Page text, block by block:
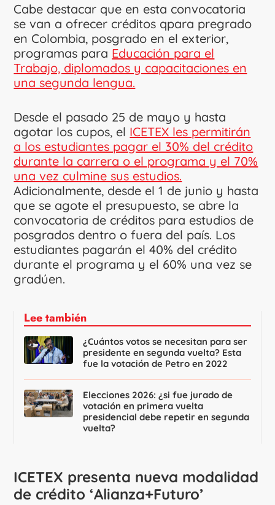
Cabe destacar que en esta convocatoria
se van a ofrecer créditos qpara pregrado
en Colombia, posgrado en el exterior,
programas para Educación para el
Trabajo, diplomados y capacitaciones en
una segunda lengua.
Desde el pasado 25 de mayo y hasta
agotar los cupos, el ICETEX les permitirán
a los estudiantes pagar el 30% del crédito
durante la carrera o el programa y el 70%
una vez culmine sus estudios.
Adicionalmente, desde el 1 de junio y hasta
que se agote el presupuesto, se abre la
convocatoria de créditos para estudios de
posgrados dentro o fuera del país. Los
estudiantes pagarán el 40% del crédito
durante el programa y el 60% una vez se
gradúen.
Lee también
¿Cuántos votos se necesitan para ser
presidente en segunda vuelta? Esta
fue la votación de Petro en 2022
Elecciones 2026: ¿si fue jurado de
votación en primera vuelta
presidencial debe repetir en segunda
vuelta?
ICETEX presenta nueva modalidad
de crédito ‘Alianza+Futuro’